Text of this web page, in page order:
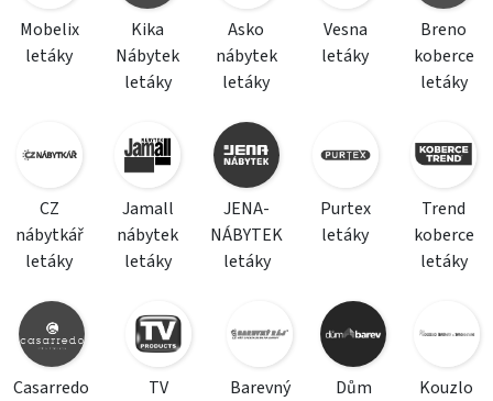
Mobelix
letáky
Kika
Nábytek
letáky
Asko
nábytek
letáky
Vesna
letáky
Breno
koberce
letáky
CZ
nábytkář
letáky
Jamall
nábytek
letáky
JENA-
NÁBYTEK
letáky
Purtex
letáky
Trend
koberce
letáky
Casarredo
TV
Barevný
Dům
Kouzlo